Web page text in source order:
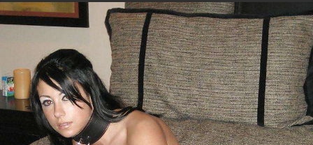
Profil irreführend ist oder falsche Informationen enthält oder ob ein Nutzer dieser
Website Sie täuschen oder betrügen will.
Wir setzen auf unserer Website Cookies ein. Cookies sind kleine Dateien, die
zusammen mit den eigentlich angeforderten Daten aus dem Internet an Ihren Browser
übermittelt werden und die es ermöglichen, auf Ihrem Zugriffsgerät spezifische, auf das
Gerät bezogene Informationen zu speichern.
Seien Sie vorsichtig, wenn Sie über diese Website mit Fremden kommunizieren. Sie
wissen schließlich nie, ob diese gute oder schlechte Absichten hegen. Verwenden Sie
auf der Website daher nie Ihren Nachnamen, E-Mail-Adresse, Wohn- oder
Arbeitsanschrift, Telefonnummer oder andere auf Sie zurückführbare Angaben.
Setzt jemand Sie über diese Website unter Druck, um z. B. persönliche
oder finanzielle Angaben zu machen? Beenden Sie dann unverzüglich
die Kommunikation mit dieser Person. Bedenken Sie, dass Menschen in
der Lage sind, sich solche Angaben auf listige Weise von Ihnen zu